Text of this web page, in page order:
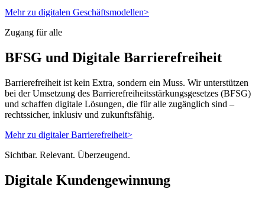
Mehr zu digitalen Geschäftsmodellen>
Zugang für alle
BFSG und Digitale Barrierefreiheit
Barrierefreiheit ist kein Extra, sondern ein Muss. Wir unterstützen
bei der Umsetzung des Barrierefreiheitsstärkungsgesetzes (BFSG)
und schaffen digitale Lösungen, die für alle zugänglich sind –
rechtssicher, inklusiv und zukunftsfähig.
Mehr zu digitaler Barrierefreiheit>
Sichtbar. Relevant. Überzeugend.
Digitale Kundengewinnung